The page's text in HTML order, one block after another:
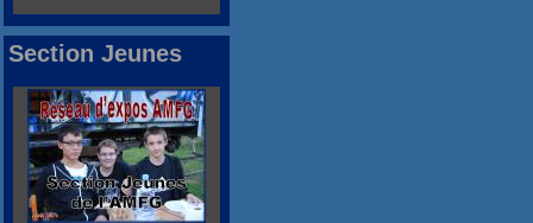
Section Jeunes